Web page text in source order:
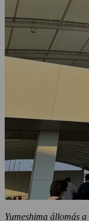
Yumeshima állomás